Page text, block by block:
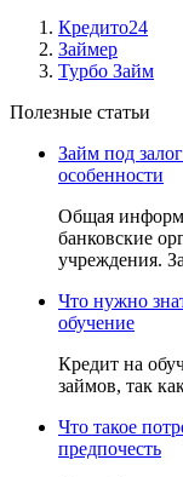
Кредито24
Займер
Турбо Займ
Полезные статьи
Займ под
особенности
Общая
банковские
учреждения.
Что нужно
обучение
Кредит на
займов, так
Что такое
предпочесть